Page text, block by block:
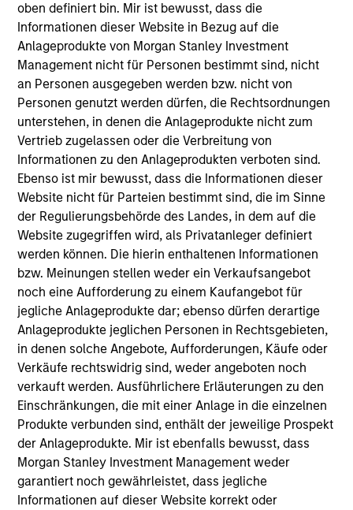
oben definiert bin. Mir ist bewusst, dass die
Informationen dieser Website in Bezug auf die
Anlageprodukte von Morgan Stanley Investment
Management nicht für Personen bestimmt sind, nicht
an Personen ausgegeben werden bzw. nicht von
Personen genutzt werden dürfen, die Rechtsordnungen
unterstehen, in denen die Anlageprodukte nicht zum
Vertrieb zugelassen oder die Verbreitung von
Informationen zu den Anlageprodukten verboten sind.
Ebenso ist mir bewusst, dass die Informationen dieser
Website nicht für Parteien bestimmt sind, die im Sinne
der Regulierungsbehörde des Landes, in dem auf die
Website zugegriffen wird, als Privatanleger definiert
werden können. Die hierin enthaltenen Informationen
bzw. Meinungen stellen weder ein Verkaufsangebot
noch eine Aufforderung zu einem Kaufangebot für
jegliche Anlageprodukte dar; ebenso dürfen derartige
Anlageprodukte jeglichen Personen in Rechtsgebieten,
in denen solche Angebote, Aufforderungen, Käufe oder
Verkäufe rechtswidrig sind, weder angeboten noch
verkauft werden. Ausführlichere Erläuterungen zu den
Einschränkungen, die mit einer Anlage in die einzelnen
Produkte verbunden sind, enthält der jeweilige Prospekt
der Anlageprodukte. Mir ist ebenfalls bewusst, dass
Morgan Stanley Investment Management weder
garantiert noch gewährleistet, dass jegliche
Informationen auf dieser Website korrekt oder
Lynn Carr
Managing Director
Matthew Cohen
Managing Director
Steve Fried
Managing Director
Team Insights